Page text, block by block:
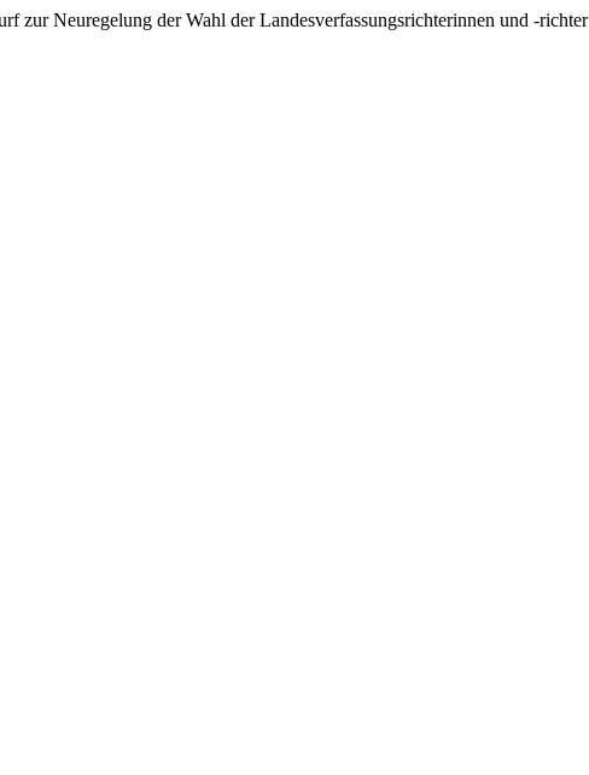
zur Neuregelung der Wahl der Landesverfassungsrichterinnen und -richter